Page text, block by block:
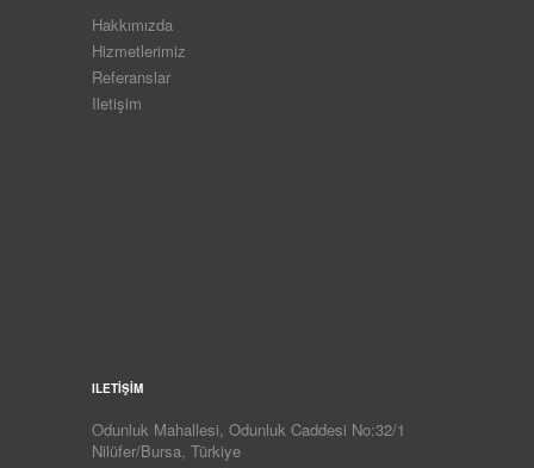
Hakkımızda
Hizmetlerimiz
Referanslar
Iletişim
ILETİŞİM
Odunluk Mahallesi, Odunluk Caddesi No:32/1
Nilüfer/Bursa, Türkiye